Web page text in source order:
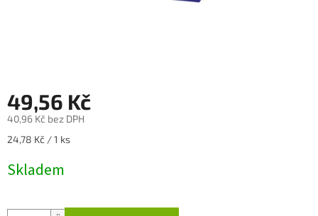
49,56 Kč
40,96 Kč bez DPH
Měrná
24,78 Kč / 1 ks
Skladem